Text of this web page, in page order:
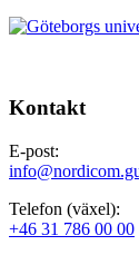
Kontakt
E-post:
Telefon (växel):
+46 31 786 00 00